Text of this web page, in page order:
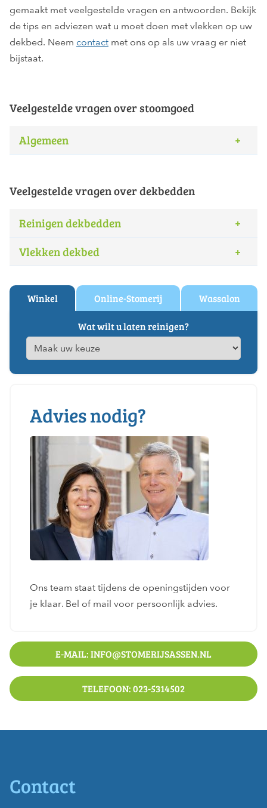
gemaakt met veelgestelde vragen en antwoorden. Bekijk
de tips en adviezen wat u moet doen met vlekken op uw
dekbed. Neem contact met ons op als uw vraag er niet
bijstaat.
Veelgestelde vragen over stoomgoed
Algemeen
Veelgestelde vragen over dekbedden
Reinigen dekbedden
Vlekken dekbed
Winkel Online-Stomerij Wassalon
Wat wilt u laten reinigen?
Advies nodig?
Ons team staat tijdens de openingstijden voor
je klaar. Bel of mail voor persoonlijk advies.
E-MAIL: INFO@STOMERIJSASSEN.NL
TELEFOON: 023-5314502
Contact